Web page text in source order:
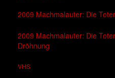
2009 Machmalauter: Die
2009 Machmalauter: Die
Dröhnung
VHS